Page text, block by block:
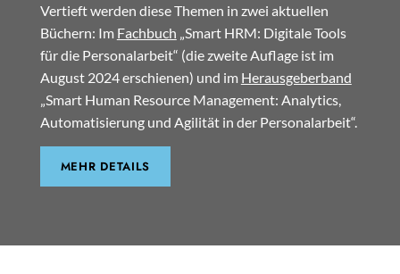
Vertieft werden diese Themen in zwei aktuellen
Büchern: Im Fachbuch „Smart HRM: Digitale Tools
für die Personalarbeit“ (die zweite Auflage ist im
August 2024 erschienen) und im Herausgeberband
„Smart Human Resource Management: Analytics,
Automatisierung und Agilität in der Personalarbeit“.
MEHR DETAILS